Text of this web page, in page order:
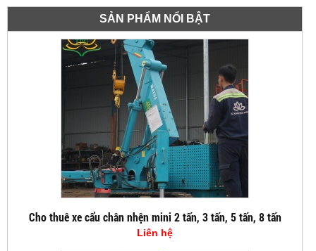
SẢN PHẨM NỔI BẬT
Cho thuê xe cẩu chân nhện mini 2 tấn, 3 tấn, 5 tấn, 8 tấn
Liên hệ